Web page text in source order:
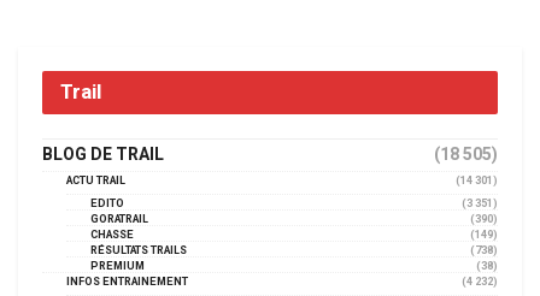
Trail
BLOG DE TRAIL (18 505)
ACTU TRAIL
(14 301)
EDITO
(3 351)
GORATRAIL
(390)
CHASSE
(149)
RÉSULTATS TRAILS
(738)
PREMIUM
(38)
INFOS ENTRAINEMENT
(4 232)